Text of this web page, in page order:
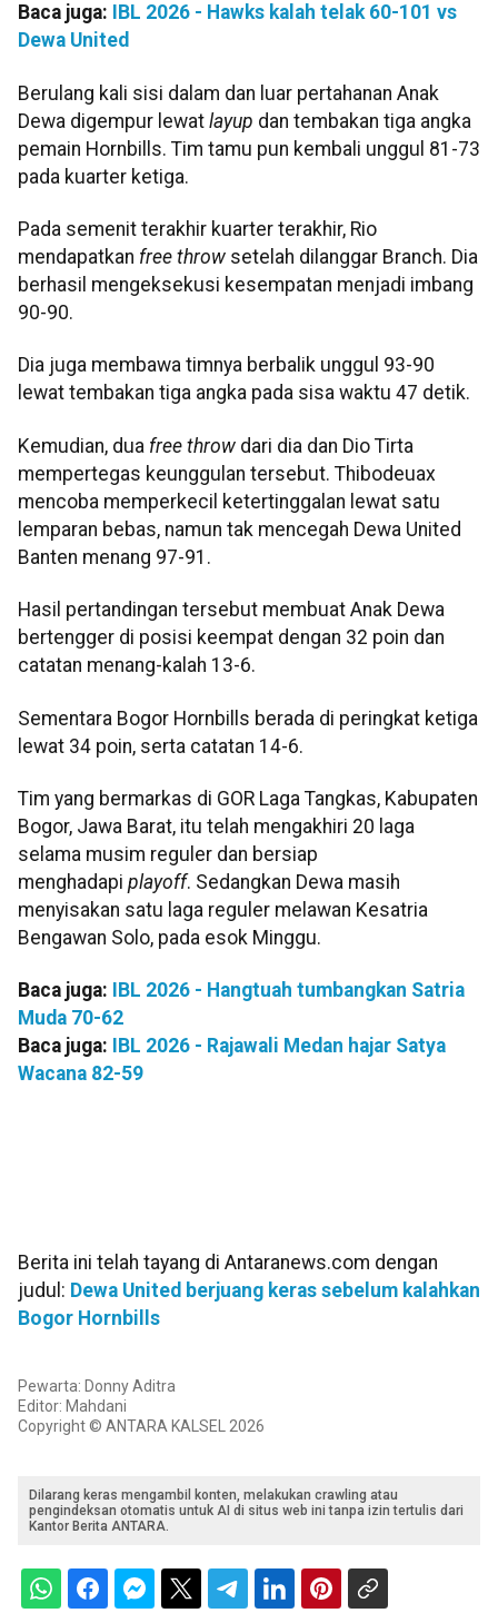
Baca juga:
IBL 2026 - Hawks kalah telak 60-101 vs
Dewa United
Berulang kali sisi dalam dan luar pertahanan Anak
Dewa digempur lewat layup dan tembakan tiga angka
pemain Hornbills. Tim tamu pun kembali unggul 81-73
pada kuarter ketiga.
Pada semenit terakhir kuarter terakhir, Rio
mendapatkan free throw setelah dilanggar Branch. Dia
berhasil mengeksekusi kesempatan menjadi imbang
90-90.
Dia juga membawa timnya berbalik unggul 93-90
lewat tembakan tiga angka pada sisa waktu 47 detik.
Kemudian, dua free throw dari dia dan Dio Tirta
mempertegas keunggulan tersebut. Thibodeuax
mencoba memperkecil ketertinggalan lewat satu
lemparan bebas, namun tak mencegah Dewa United
Banten menang 97-91.
Hasil pertandingan tersebut membuat Anak Dewa
bertengger di posisi keempat dengan 32 poin dan
catatan menang-kalah 13-6.
Sementara Bogor Hornbills berada di peringkat ketiga
lewat 34 poin, serta catatan 14-6.
Tim yang bermarkas di GOR Laga Tangkas, Kabupaten
Bogor, Jawa Barat, itu telah mengakhiri 20 laga
selama musim reguler dan bersiap
menghadapi playoff. Sedangkan Dewa masih
menyisakan satu laga reguler melawan Kesatria
Bengawan Solo, pada esok Minggu.
Baca juga:
IBL 2026 - Hangtuah tumbangkan Satria
Muda 70-62
Baca juga:
IBL 2026 - Rajawali Medan hajar Satya
Wacana 82-59
Berita ini telah tayang di Antaranews.com dengan
judul: Dewa United berjuang keras sebelum kalahkan
Bogor Hornbills
Pewarta: Donny Aditra
Editor: Mahdani
Copyright © ANTARA KALSEL 2026
Dilarang keras mengambil konten, melakukan crawling atau
pengindeksan otomatis untuk AI di situs web ini tanpa izin tertulis dari
Kantor Berita ANTARA.